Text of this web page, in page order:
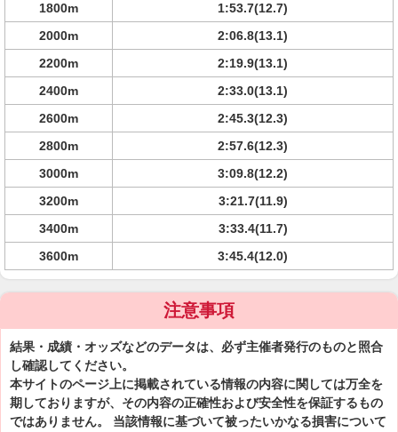
1800m
1:53.7(12.7)
2000m
2:06.8(13.1)
2200m
2:19.9(13.1)
2400m
2:33.0(13.1)
2600m
2:45.3(12.3)
2800m
2:57.6(12.3)
3000m
3:09.8(12.2)
3200m
3:21.7(11.9)
3400m
3:33.4(11.7)
3600m
3:45.4(12.0)
注意事項
結果・成績・オッズなどのデータは、必ず主催者発行のものと照合
し確認してください。
本サイトのページ上に掲載されている情報の内容に関しては万全を
期しておりますが、その内容の正確性および安全性を保証するもの
ではありません。 当該情報に基づいて被ったいかなる損害について